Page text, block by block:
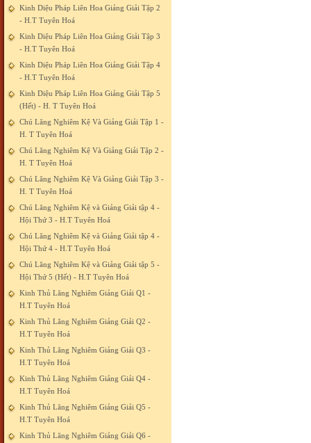
Kinh Diệu Pháp Liên Hoa Giảng Giải Tập 2
- H.T Tuyên Hoá
Kinh Diệu Pháp Liên Hoa Giảng Giải Tập 3
- H.T Tuyên Hoá
Kinh Diệu Pháp Liên Hoa Giảng Giải Tập 4
- H.T Tuyên Hoá
Kinh Diệu Pháp Liên Hoa Giảng Giải Tập 5
(Hết) - H. T Tuyên Hoá
Chú Lăng Nghiêm Kệ Và Giảng Giải Tập 1 -
H. T Tuyên Hoá
Chú Lăng Nghiêm Kệ Và Giảng Giải Tập 2 -
H. T Tuyên Hoá
Chú Lăng Nghiêm Kệ Và Giảng Giải Tập 3 -
H. T Tuyên Hoá
Chú Lăng Nghiêm Kệ và Giảng Giải tập 4 -
Hội Thứ 3 - H.T Tuyên Hoá
Chú Lăng Nghiêm Kệ và Giảng Giải tập 4 -
Hội Thứ 4 - H.T Tuyên Hoá
Chú Lăng Nghiêm Kệ và Giảng Giải tập 5 -
Hội Thứ 5 (Hết) - H.T Tuyên Hoá
Kinh Thủ Lăng Nghiêm Giảng Giải Q1 -
H.T Tuyên Hoá
Kinh Thủ Lăng Nghiêm Giảng Giải Q2 -
H.T Tuyên Hoá
Kinh Thủ Lăng Nghiêm Giảng Giải Q3 -
H.T Tuyên Hoá
Kinh Thủ Lăng Nghiêm Giảng Giải Q4 -
H.T Tuyên Hoá
Kinh Thủ Lăng Nghiêm Giảng Giải Q5 -
H.T Tuyên Hoá
Kinh Thủ Lăng Nghiêm Giảng Giải Q6 -